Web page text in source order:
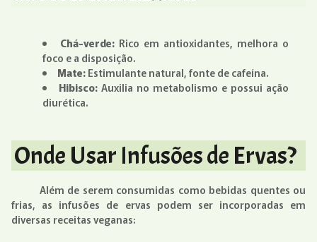
Chá-verde:Rico em antioxidantes, melhora o
foco e a disposição.
Mate:Estimulante natural, fonte de cafeína.
Hibisco: Auxilia no metabolismo e possui ação
diurética.
Onde Usar Infusões de Ervas?
Além de serem consumidas como bebidas quentes ou
frias, as infusões de ervas podem ser incorporadas em
diversas receitas veganas: